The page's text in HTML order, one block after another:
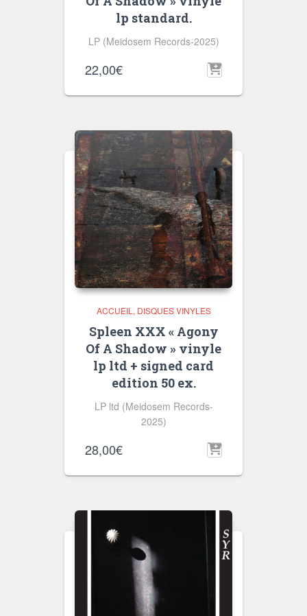
lp standard.
LP (Meidosem Records-2025)
22,00€
ACCUEIL DISQUES VINYLES
Spleen XXX « Agony
Of A Shadow » vinyle
lp ltd + signed card
edition 50 ex.
LP ltd (Meidosem Records-
2025)
28,00€